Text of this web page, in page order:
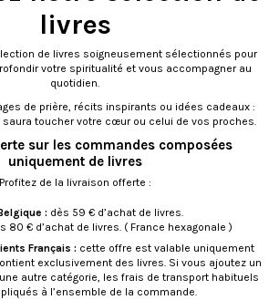
livres
de livres soigneusement sélectionnés pour
votre spiritualité et vous accompagner au
quotidien.
de prière, récits inspirants ou idées cadeaux :
toucher votre cœur ou celui de vos proches.
sur les commandes composées
uniquement de livres
Profitez de la livraison offerte :
: dès 59 € d’achat de livres.
80 € d’achat de livres. ( France hexagonale )
Français : cette offre est valable uniquement
exclusivement des livres. Si vous ajoutez un
autre catégorie, les frais de transport habituels
à l’ensemble de la commande.